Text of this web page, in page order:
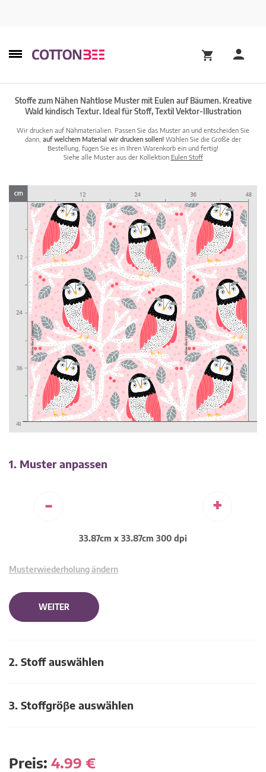
Stoffe zum Nähen Nahtlose Muster mit Eulen auf Bäumen. Kreative
Wald kindisch Textur. Ideal für Stoff, Textil Vektor-Illustration
Wir drucken auf Nähmaterialien. Passen Sie das Muster an und entscheiden Sie
dann, auf welchem Material wir drucken sollen! Wählen Sie die Größe der
Bestellung, fügen Sie es in Ihren Warenkorb ein und fertig!
Siehe alle Muster aus der Kollektion Eulen Stoff
1. Muster anpassen
- +
33.87cm x 33.87cm 300 dpi
Musterwiederholung ändern
WEITER
2. Stoff auswählen
3. Stoffgröβe auswählen
Preis: 4.99 €